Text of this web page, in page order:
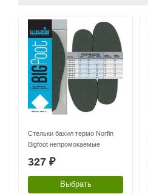
Стельки бахил термо Norfin
Bigfoot непромокаемые
327 ₽
Выбрать